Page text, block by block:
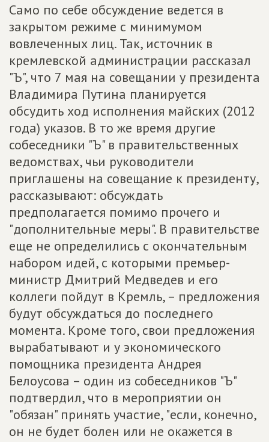
Само по себе обсуждение ведется в
закрытом режиме с минимумом
вовлеченных лиц. Так, источник в
кремлевской администрации рассказал
"Ъ", что 7 мая на совещании у президента
Владимира Путина планируется
обсудить ход исполнения майских (2012
года) указов. В то же время другие
собеседники "Ъ" в правительственных
ведомствах, чьи руководители
приглашены на совещание к президенту,
рассказывают: обсуждать
предполагается помимо прочего и
"дополнительные меры". В правительстве
еще не определились с окончательным
набором идей, с которыми премьер-
министр Дмитрий Медведев и его
коллеги пойдут в Кремль, – предложения
будут обсуждаться до последнего
момента. Кроме того, свои предложения
вырабатывают и у экономического
помощника президента Андрея
Белоусова – один из собеседников "Ъ"
подтвердил, что в мероприятии он
"обязан" принять участие, "если, конечно,
он не будет болен или не окажется в